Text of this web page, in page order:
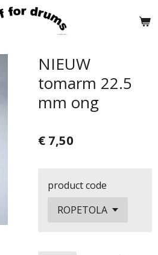
NIEUW
tomarm 22.5
mm ong
€ 7,50
product code